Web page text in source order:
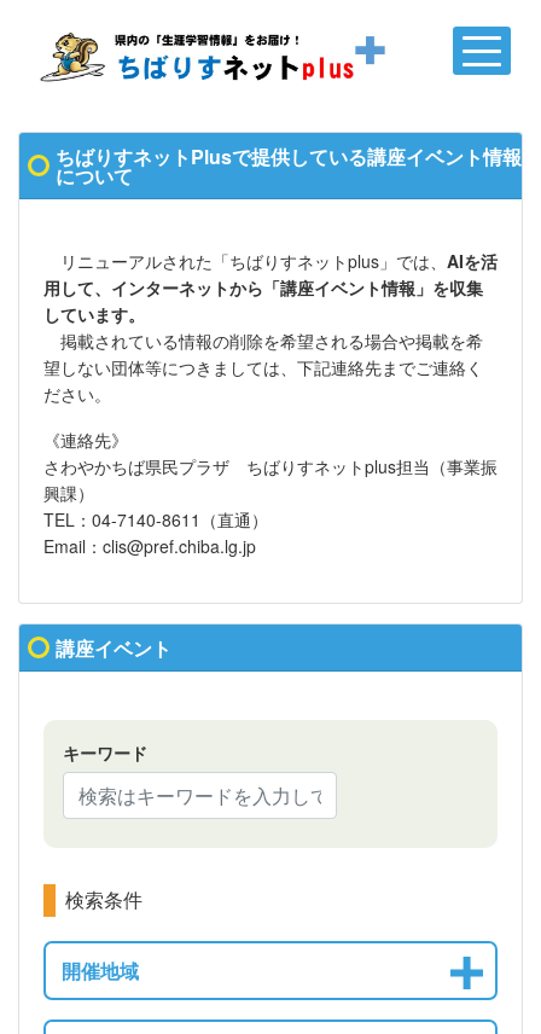
ちばりすネットPlusで提供している講座イベント情報
について
リニューアルされた「ちばりすネットplus」では、 AIを活
用して、インターネットから「講座イベント情報」を収集
しています。
掲載されている情報の削除を希望される場合や掲載を希
望しない団体等につきましては、下記連絡先までご連絡く
ださい。
《連絡先》
さわやかちば県民プラザ ちばりすネットplus担当（事業振
興課）
TEL：04-7140-8611（直通）
Email：clis@pref.chiba.lg.jp
講座イベント
キーワード
検索条件
開催地域